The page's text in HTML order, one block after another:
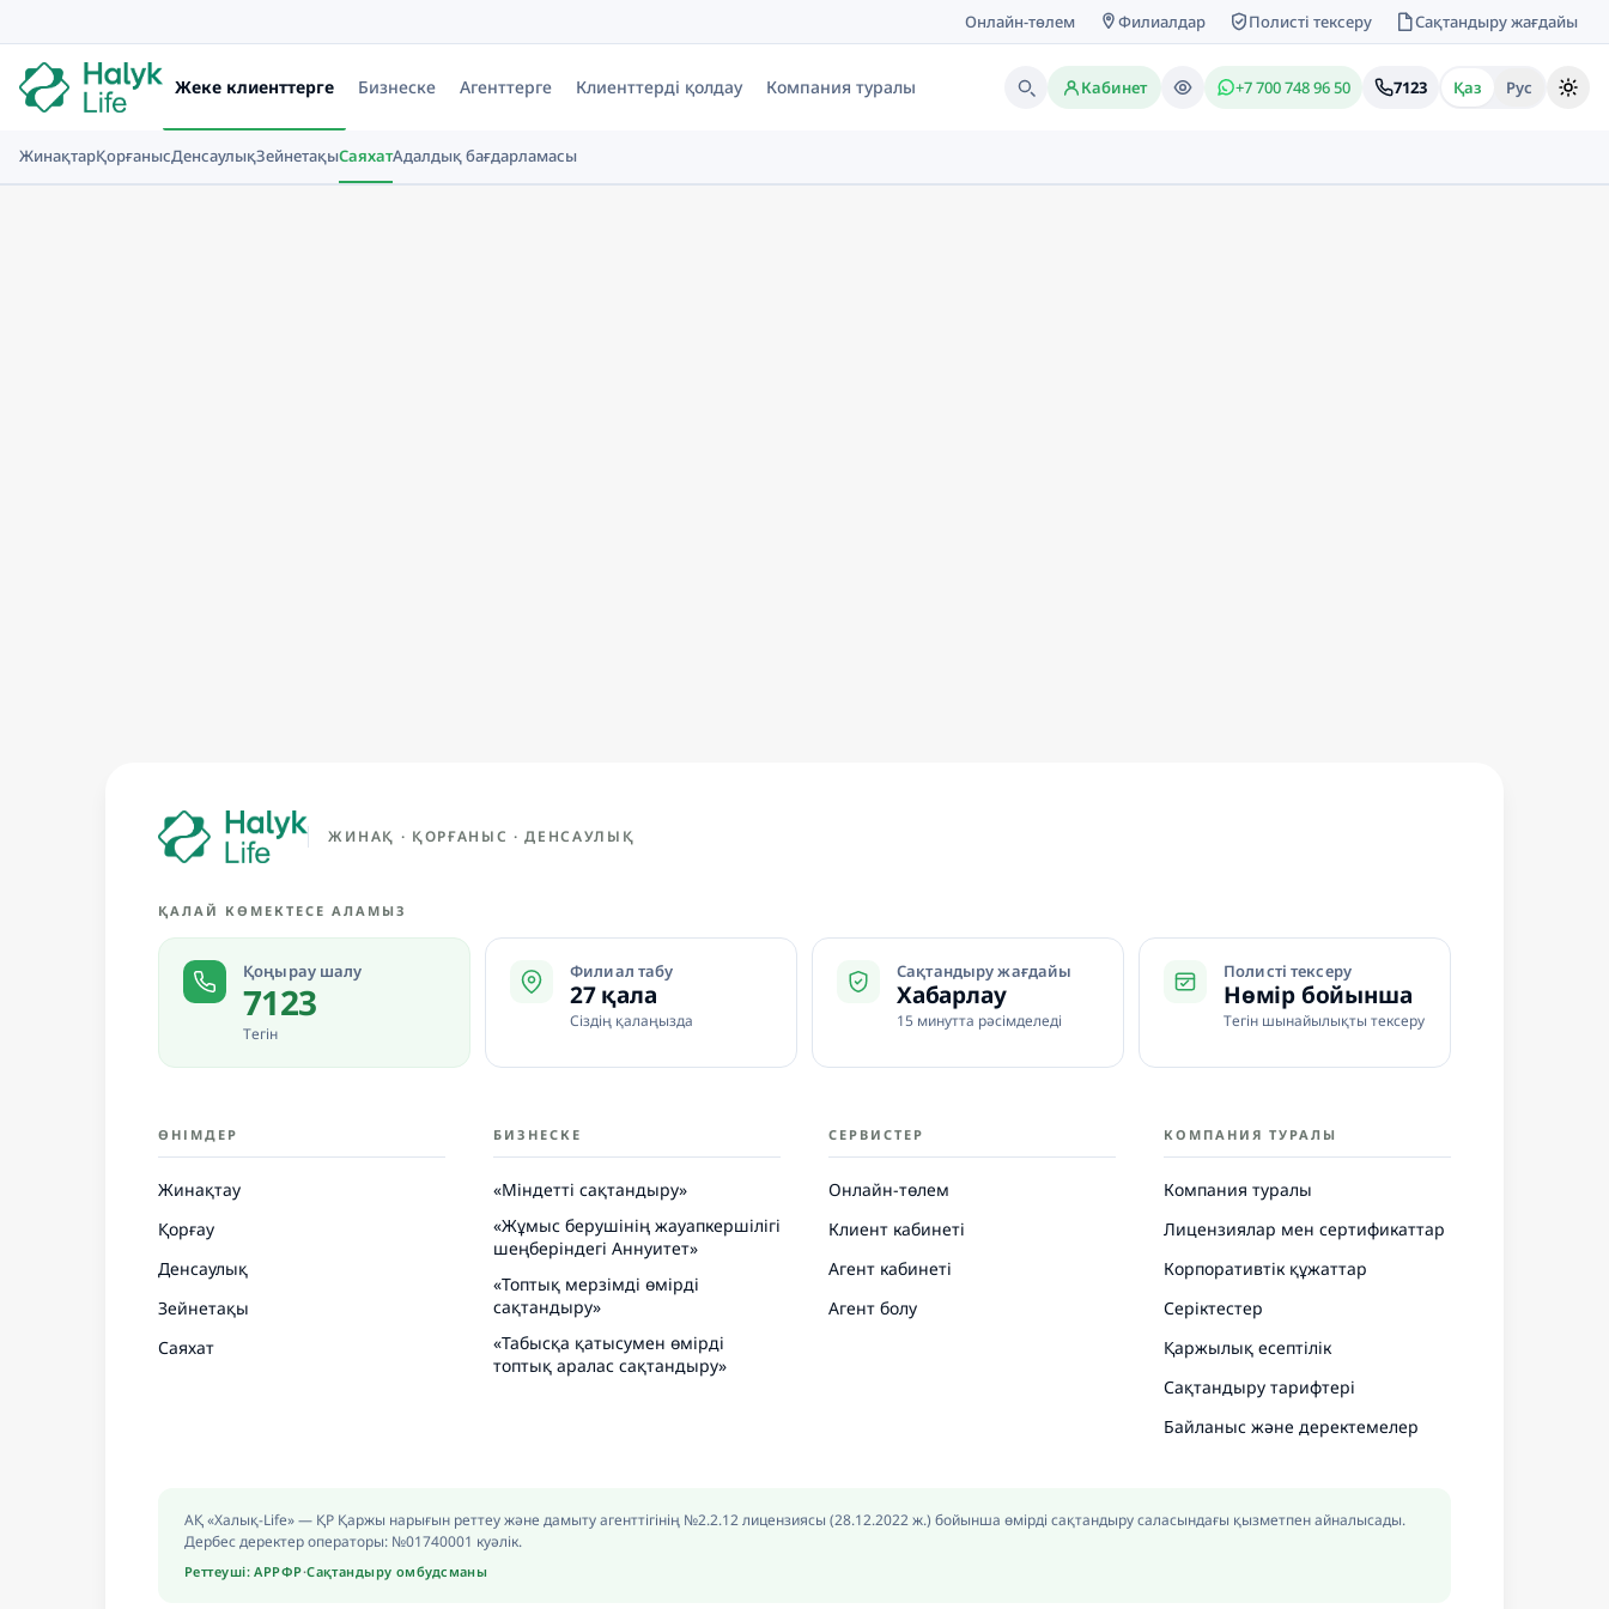
Онлайн-төлем Филиалдар Полисті тексеру Сақтандыру жағдайы
Жеке клиенттерге Бизнеске Агенттерге Клиенттерді қолдау Компания туралы Кабинет +7 700 748 96 50 7123 Қаз Рус
ЖинақтарҚорғанысДенсаулықЗейнетақыСаяхатАдалдық бағдарламасы
ЖИНАҚ · ҚОРҒАНЫС · ДЕНСАУЛЫҚ
ҚАЛАЙ КӨМЕКТЕСЕ АЛАМЫЗ
Қоңырау шалу
7123
Тегін
Филиал табу
27 қала
Сіздің қалаңызда
Сақтандыру жағдайы
Хабарлау
15 минутта рәсімделеді
Полисті тексеру
Нөмір бойынша
Тегін шынайылықты тексеру
ӨНІМДЕР
Жинақтау
Қорғау
Денсаулық
Зейнетақы
Саяхат
БИЗНЕСКЕ
«Міндетті сақтандыру»
«Жұмыс берушінің жауапкершілігі
шеңберіндегі Аннуитет»
«Топтық мерзімді өмірді
сақтандыру»
«Табысқа қатысумен өмірді
топтық аралас сақтандыру»
СЕРВИСТЕР
Онлайн-төлем
Клиент кабинеті
Агент кабинеті
Агент болу
КОМПАНИЯ ТУРАЛЫ
Компания туралы
Лицензиялар мен сертификаттар
Корпоративтік құжаттар
Серіктестер
Қаржылық есептілік
Сақтандыру тарифтері
Байланыс және деректемелер
АҚ «Халық-Life» — ҚР Қаржы нарығын реттеу және дамыту агенттігінің №2.2.12 лицензиясы (28.12.2022 ж.) бойынша өмірді сақтандыру саласындағы қызметпен айналысады.
Дербес деректер операторы: №01740001 куәлік.
Реттеуші: АРРФР·Сақтандыру омбудсманы